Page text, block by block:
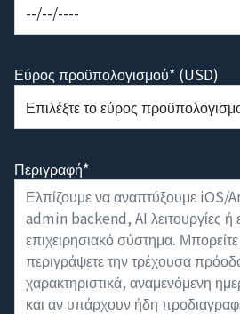
Αναμενόμενη ημερομηνία
Εύρος προϋπολογισμού* (USD)
Περιγραφή*